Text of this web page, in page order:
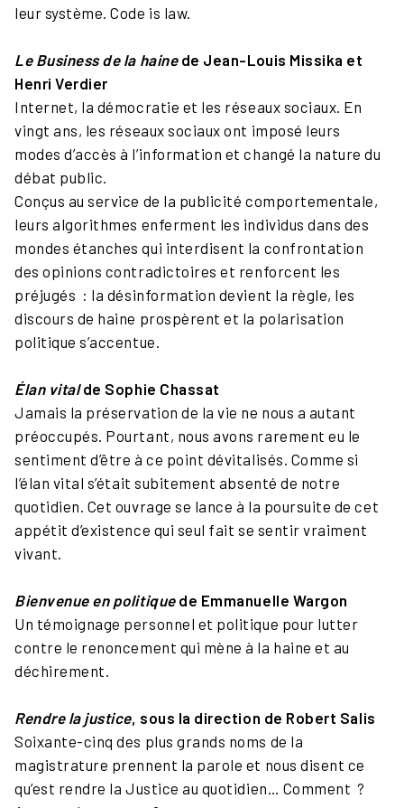
leur système. Code is law.
Le Business de la haine de Jean-Louis Missika et
Henri Verdier
Internet, la démocratie et les réseaux sociaux. En
vingt ans, les réseaux sociaux ont imposé leurs
modes d’accès à l’information et changé la nature du
débat public.
Conçus au service de la publicité comportementale,
leurs algorithmes enferment les individus dans des
mondes étanches qui interdisent la confrontation
des opinions contradictoires et renforcent les
préjugés : la désinformation devient la règle, les
discours de haine prospèrent et la polarisation
politique s’accentue.
Élan vitalde Sophie Chassat
Jamais la préservation de la vie ne nous a autant
préoccupés. Pourtant, nous avons rarement eu le
sentiment d’être à ce point dévitalisés. Comme si
l’élan vital s’était subitement absenté de notre
quotidien. Cet ouvrage se lance à la poursuite de cet
appétit d’existence qui seul fait se sentir vraiment
vivant.
Bienvenue en politiquede Emmanuelle Wargon
Un témoignage personnel et politique pour lutter
contre le renoncement qui mène à la haine et au
déchirement.
Rendre la justice, sous la direction de Robert Salis
Soixante-cinq des plus grands noms de la
magistrature prennent la parole et nous disent ce
qu’est rendre la Justice au quotidien… Comment ?